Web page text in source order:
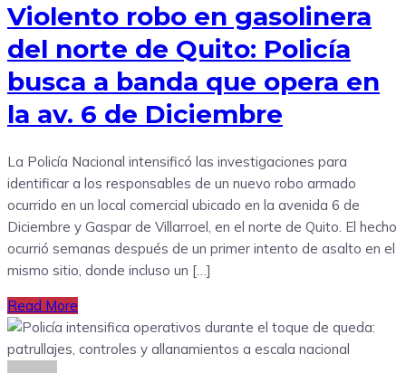
Violento robo en gasolinera
del norte de Quito: Policía
busca a banda que opera en
la av. 6 de Diciembre
La Policía Nacional intensificó las investigaciones para
identificar a los responsables de un nuevo robo armado
ocurrido en un local comercial ubicado en la avenida 6 de
Diciembre y Gaspar de Villarroel, en el norte de Quito. El hecho
ocurrió semanas después de un primer intento de asalto en el
mismo sitio, donde incluso un […]
Read More